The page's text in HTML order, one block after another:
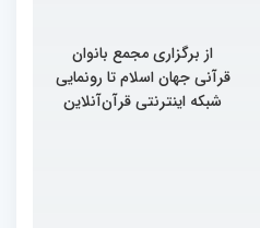
از برگزاری مجمع بانوان
قرآنی جهان اسلام تا رونمایی
شبکه اینترنتی قرآن‌آنلاین